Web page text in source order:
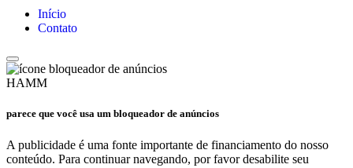
Início
Contato
HAMM
parece que você usa um bloqueador de anúncios
A publicidade é uma fonte importante de financiamento do nosso
conteúdo. Para continuar navegando, por favor desabilite seu